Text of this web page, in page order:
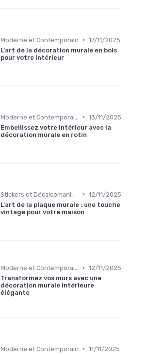
Moderne et Contemporain • 17/11/2025
L'art de la décoration murale en bois
pour votre intérieur
• 13/11/2025
Embellissez votre intérieur avec la
décoration murale en rotin
• 12/11/2025
L'art de la plaque murale : une touche
vintage pour votre maison
Moderne et Contemporain • 12/11/2025
Transformez vos murs avec une
décoration murale intérieure
élégante
Moderne et Contemporain • 11/11/2025